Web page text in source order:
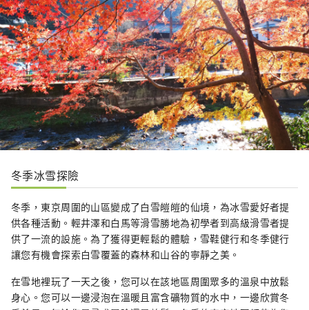
冬季冰雪探險
冬季，東京周圍的山區變成了白雪皚皚的仙境，為冰雪愛好者提
供各種活動。輕井澤和白馬等滑雪勝地為初學者到高級滑雪者提
供了一流的設施。為了獲得更輕鬆的體驗，雪鞋健行和冬季健行
讓您有機會探索白雪覆蓋的森林和山谷的寧靜之美。
在雪地裡玩了一天之後，您可以在該地區周圍眾多的溫泉中放鬆
身心。您可以一邊浸泡在溫暖且富含礦物質的水中，一邊欣賞冬